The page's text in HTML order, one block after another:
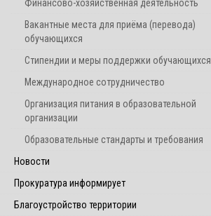
Финансово-хозяйственная деятельность
Вакантные места для приёма (перевода)
обучающихся
Стипендии и меры поддержки обучающихся
Международное сотрудничество
Организация питания в образовательной
организации
Образовательные стандарты и требования
Новости
Прокуратура информирует
Благоустройство территории